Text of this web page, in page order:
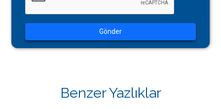
Gönder
Benzer Yazlıklar